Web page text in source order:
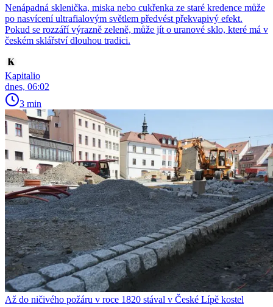
Nenápadná sklenička, miska nebo cukřenka ze staré kredence může
po nasvícení ultrafialovým světlem předvést překvapivý efekt.
Pokud se rozzáří výrazně zeleně, může jít o uranové sklo, které má v
českém sklářství dlouhou tradici.
Kapitalio
dnes, 06:02
3 min
Až do ničivého požáru v roce 1820 stával v České Lípě kostel